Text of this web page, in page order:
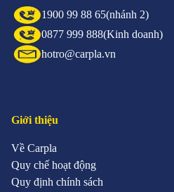
1900 99 88 65(nhánh 2)
0877 999 888(Kinh doanh)
hotro@carpla.vn
Giới thiệu
Về Carpla
Quy chế hoạt động
Quy định chính sách